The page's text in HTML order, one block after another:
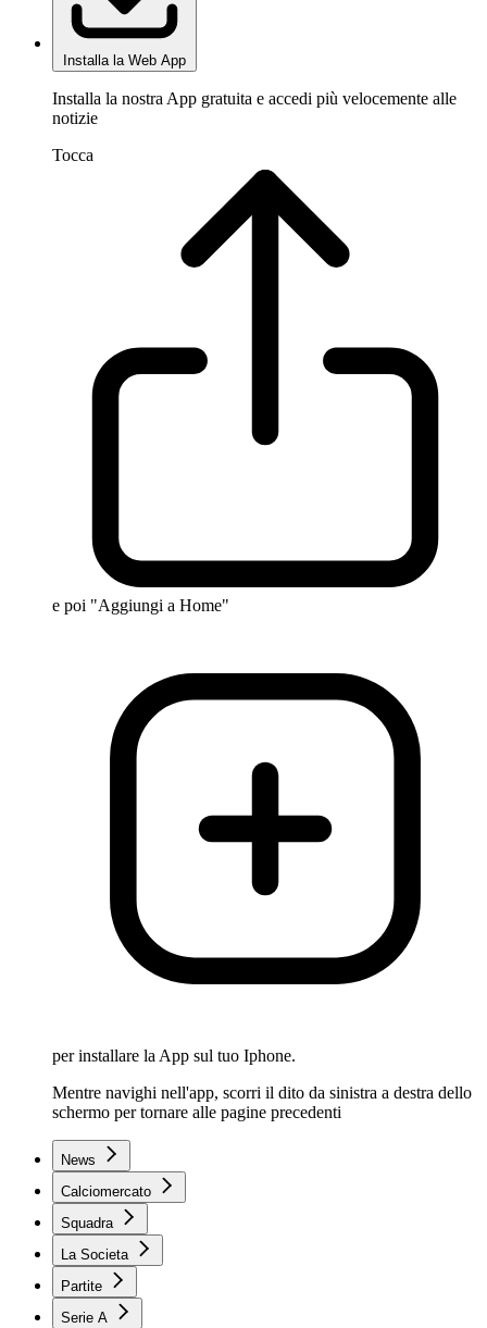
Installa la Web App
Installa la nostra App gratuita e accedi più velocemente alle
notizie
Tocca
e poi "Aggiungi a Home"
per installare la App sul tuo Iphone.
Mentre navighi nell'app, scorri il dito da sinistra a destra dello
schermo per tornare alle pagine precedenti
News
Calciomercato
Squadra
La Societa
Partite
Serie A